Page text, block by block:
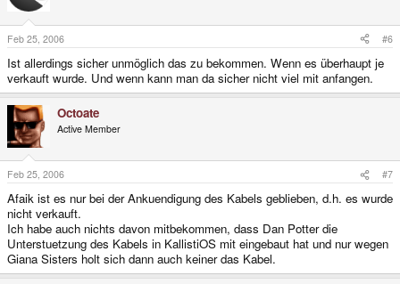
Feb 25, 2006 #6
Ist allerdings sicher unmöglich das zu bekommen. Wenn es überhaupt je
verkauft wurde. Und wenn kann man da sicher nicht viel mit anfangen.
Octoate
Active Member
Feb 25, 2006 #7
Afaik ist es nur bei der Ankuendigung des Kabels geblieben, d.h. es wurde
nicht verkauft.
Ich habe auch nichts davon mitbekommen, dass Dan Potter die
Unterstuetzung des Kabels in KallistiOS mit eingebaut hat und nur wegen
Giana Sisters holt sich dann auch keiner das Kabel.